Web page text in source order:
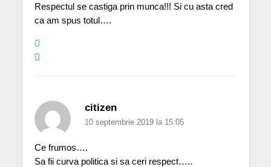
Respectul se castiga prin munca!!! Si cu asta cred
ca am spus totul….
citizen
10 septembrie 2019 la 15:05
Ce frumos….
Sa fii curva politica si sa ceri respect…..